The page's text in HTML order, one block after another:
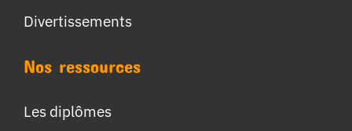
Divertissements
Nos ressources
Les diplômes